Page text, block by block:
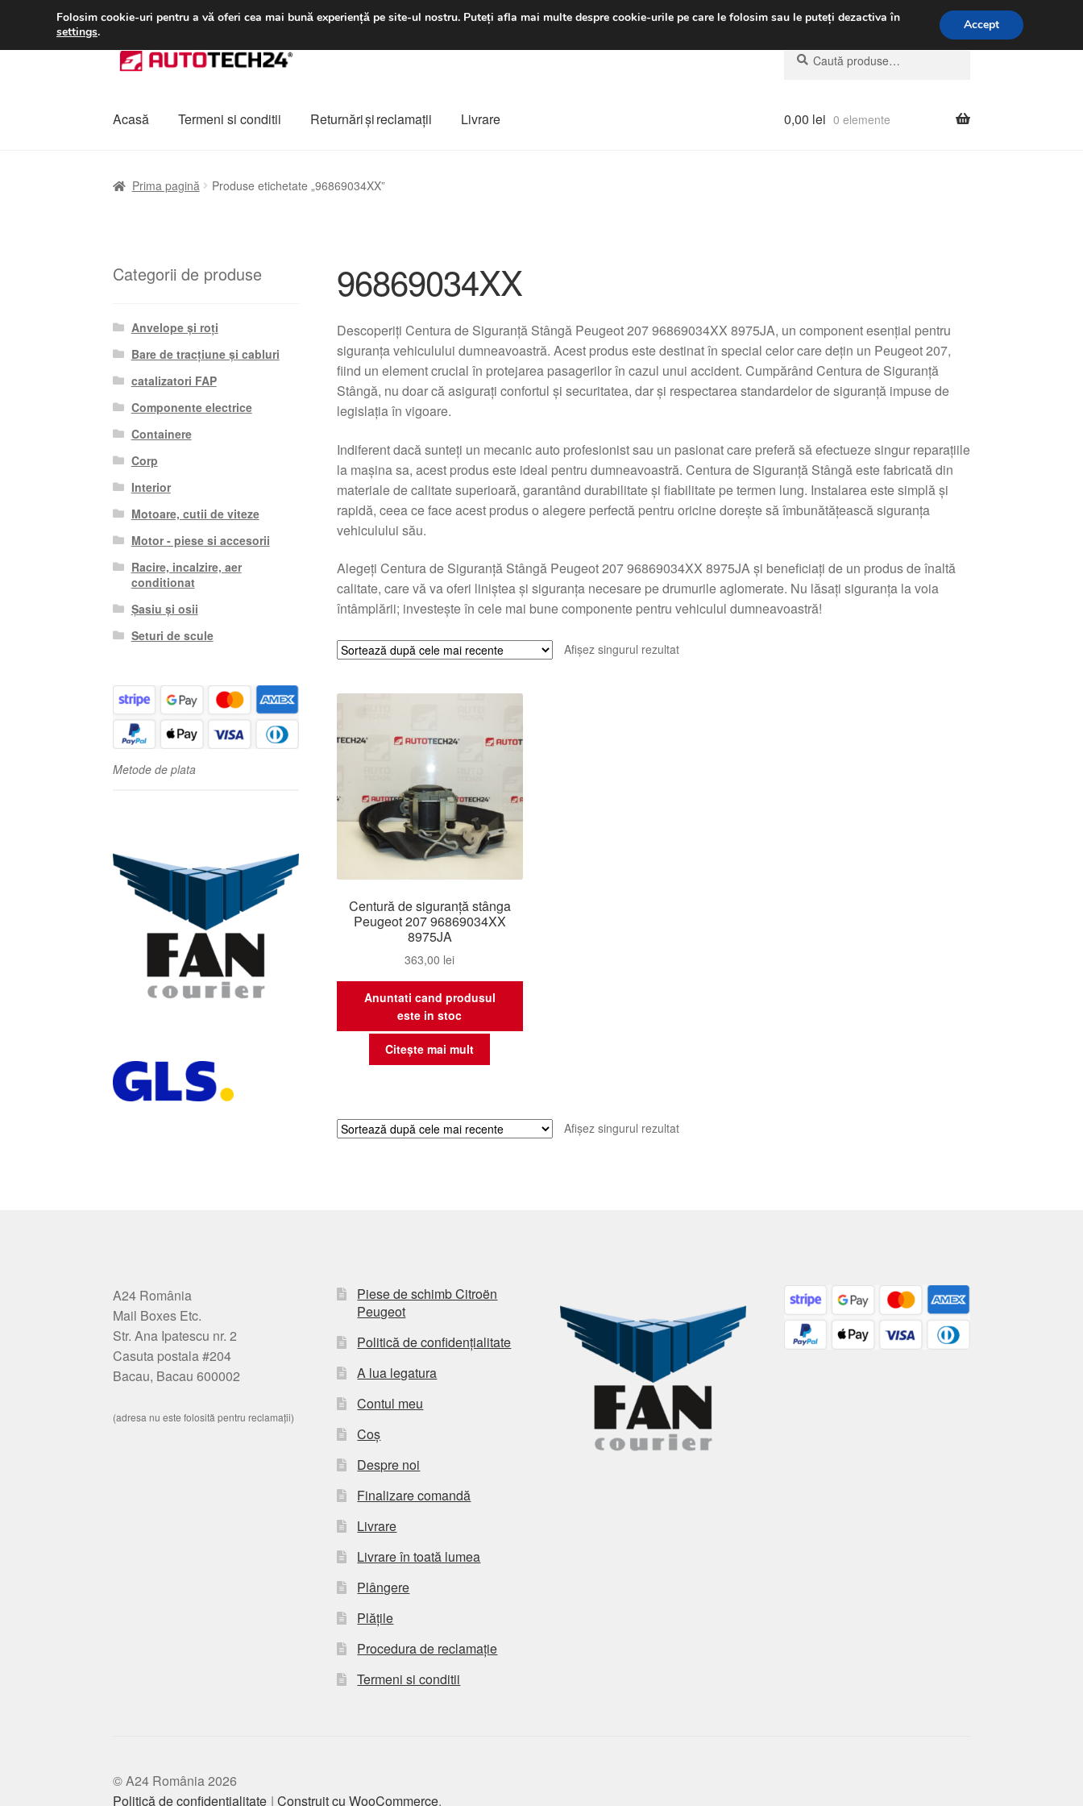
LIVRARE de la 33 lei luni-vineri 9 a.m. - 4 p.m.031 229 6816
Sari
la
Sari
la
Caută
după:
Caută
Acasă Termeni si conditii Returnări şi reclamații Livrare 0,00 lei 0 elemente
Prima pagină Produse etichetate „96869034XX”
96869034XX
Descoperiți Centura de Siguranță Stângă Peugeot 207 96869034XX 8975JA, un component esențial pentru
siguranța vehiculului dumneavoastră. Acest produs este destinat în special celor care dețin un Peugeot 207,
fiind un element crucial în protejarea pasagerilor în cazul unui accident. Cumpărând Centura de Siguranță
Stângă, nu doar că asigurați confortul și securitatea, dar și respectarea standardelor de siguranță impuse de
legislația în vigoare.
Indiferent dacă sunteți un mecanic auto profesionist sau un pasionat care preferă să efectueze singur reparațiile
la mașina sa, acest produs este ideal pentru dumneavoastră. Centura de Siguranță Stângă este fabricată din
materiale de calitate superioară, garantând durabilitate și fiabilitate pe termen lung. Instalarea este simplă și
rapidă, ceea ce face acest produs o alegere perfectă pentru oricine dorește să îmbunătățească siguranța
vehiculului său.
Alegeți Centura de Siguranță Stângă Peugeot 207 96869034XX 8975JA și beneficiați de un produs de înaltă
calitate, care vă va oferi liniștea și siguranța necesare pe drumurile aglomerate. Nu lăsați siguranța la voia
întâmplării; investește în cele mai bune componente pentru vehiculul dumneavoastră!
Afișez singurul rezultat
Centură de siguranță stânga
Peugeot 207 96869034XX
8975JA
363,00 lei
Anuntati cand produsul
este in stoc
Citește mai mult
Afișez singurul rezultat
Categorii de produse
Anvelope și roți
Bare de tracțiune și cabluri
catalizatori FAP
Componente electrice
Containere
Corp
Interior
Motoare, cutii de viteze
Motor - piese si accesorii
Racire, incalzire, aer
conditionat
Șasiu și osii
Seturi de scule
Metode de plata
A24 România
Mail Boxes Etc.
Str. Ana Ipatescu nr. 2
Casuta postala #204
Bacau, Bacau 600002
(adresa nu este folosită pentru reclamații)
Piese de schimb Citroën
Peugeot
Politică de confidențialitate
A lua legatura
Contul meu
Coș
Despre noi
Finalizare comandă
Livrare
Livrare în toată lumea
Plângere
Plățile
Procedura de reclamație
Termeni si conditii
© A24 România 2026
Politică de confidențialitate Construit cu WooCommerce.
Folosim cookie-uri pentru a vă oferi cea mai bună experiență pe site-ul nostru. Puteți afla mai multe despre cookie-urile pe care le folosim sau le puteți dezactiva în
settings. Accept